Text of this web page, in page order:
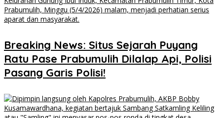
Breaking News: Situs Sejarah Puyang
Ratu Pase Prabumulih Dilalap Api, Polisi
Pasang Garis Polisi!